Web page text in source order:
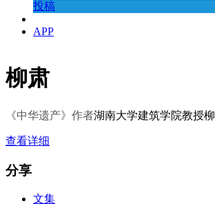
投稿
APP
柳肃
《中华遗产》作者湖南大学建筑学院教授柳
查看详细
分享
文集